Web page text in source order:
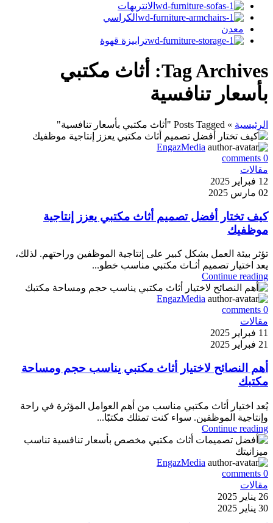
الانتريهات
الكراسي
معدن
ترابيزة قهوة
Tag Archives: أثاث مكتبي
بأسعار تنافسية
الرئيسية » Posts Tagged "أثاث مكتبي بأسعار تنافسية"
EngazMedia
0
comments
مقالات
12 فبراير 2025
02 مارس 2025
كيف تختار أفضل تصميم أثاث مكتبي يعزز إنتاجية
موظفيك
تؤثر بيئة العمل بشكل كبير على إنتاجية الموظفين وراحتهم. لذلك،
يعد اختيار تصميم أثـاث مكتبي مناسب خطو...
Continue reading
EngazMedia
0
comments
مقالات
11 فبراير 2025
21 فبراير 2025
أهم النصائح لاختيار أثاث مكتبي يناسب حجم ومساحة
مكتبك
يُعد اختيار أثاث مكتبي مناسب من أهم العوامل المؤثرة في راحة
وإنتاجية الموظفين. سواء كنت تمتلك مكتبًا...
Continue reading
EngazMedia
0
comments
مقالات
26 يناير 2025
30 يناير 2025